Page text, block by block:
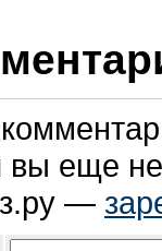
вы еще не
—